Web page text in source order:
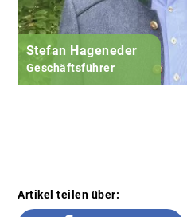
Stefan Hageneder
Geschäftsführer
Artikel teilen über: